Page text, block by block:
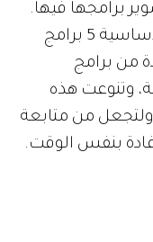
برامجها فيها.
وتقدم شبكة أبوظبي على قناتها الأساسية 5 برامج
من برامج
وتنوعت هذه
ولتجعل من متابعة
بنفس الوقت.